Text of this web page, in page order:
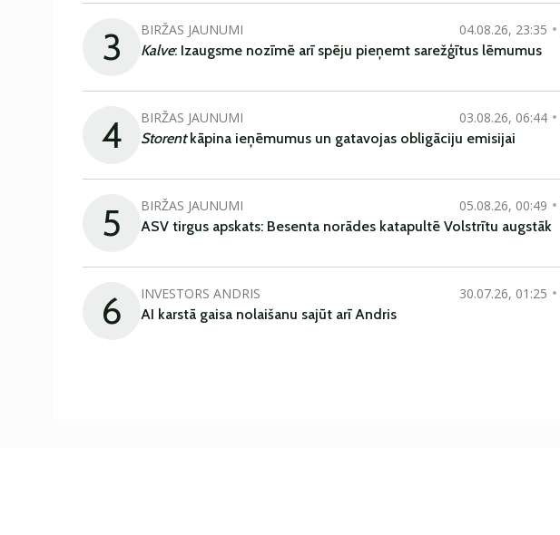
3 BIRŽAS JAUNUMI
04.08.26, 23:35
Kalve: Izaugsme nozīmē arī spēju pieņemt sarežģītus lēmumus
4 BIRŽAS JAUNUMI
03.08.26, 06:44
Storentkāpina ieņēmumus un gatavojas obligāciju emisijai
5 BIRŽAS JAUNUMI
05.08.26, 00:49
ASV tirgus apskats: Besenta norādes katapultē Volstrītu augstāk
6 INVESTORS ANDRIS
30.07.26, 01:25
AI karstā gaisa nolaišanu sajūt arī Andris